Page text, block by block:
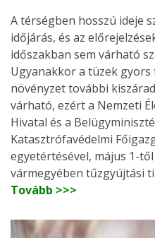
A térségben hosszú ideje
időjárás, és az
időszakban sem várható
Ugyanakkor a tüzek gyors
növényzet további
várható, ezért a Nemzeti
Hivatal és a
Katasztrófavédelmi
egyetértésével, május 1-
vármegyében tűzgyújtási
Tovább >>>